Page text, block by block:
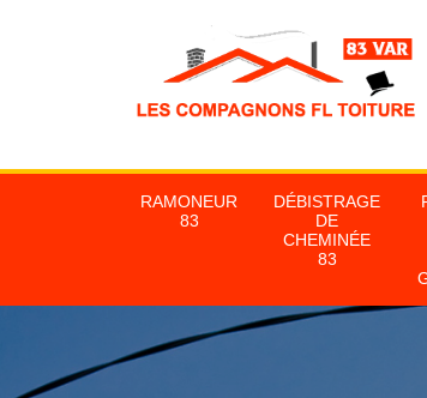
RAMONEUR
83
DÉBISTRAGE
DE
CHEMINÉE
83